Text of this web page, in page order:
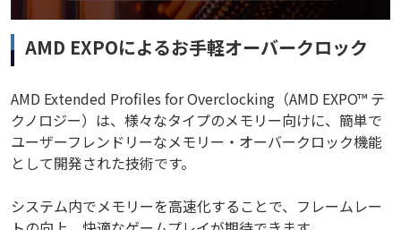
AMD EXPOによるお手軽オーバークロック
AMD Extended Profiles for Overclocking（AMD EXPO™ テ
クノロジー）は、様々なタイプのメモリー向けに、簡単で
ユーザーフレンドリーなメモリー・オーバークロック機能
として開発された技術です。
システム内でメモリーを高速化することで、フレームレー